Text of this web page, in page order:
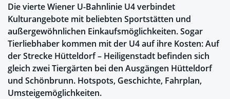
Die vierte Wiener U-Bahnlinie U4 verbindet
Kulturangebote mit beliebten Sportstätten und
außergewöhnlichen Einkaufsmöglichkeiten. Sogar
Tierliebhaber kommen mit der U4 auf ihre Kosten: Auf
der Strecke Hütteldorf – Heiligenstadt befinden sich
gleich zwei Tiergärten bei den Ausgängen Hütteldorf
und Schönbrunn. Hotspots, Geschichte, Fahrplan,
Umsteigemöglichkeiten.